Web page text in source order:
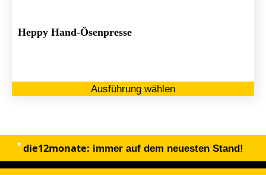
Heppy Hand-Ösenpresse
Ausführung wählen
die12monate: immer auf dem neuesten Stand!